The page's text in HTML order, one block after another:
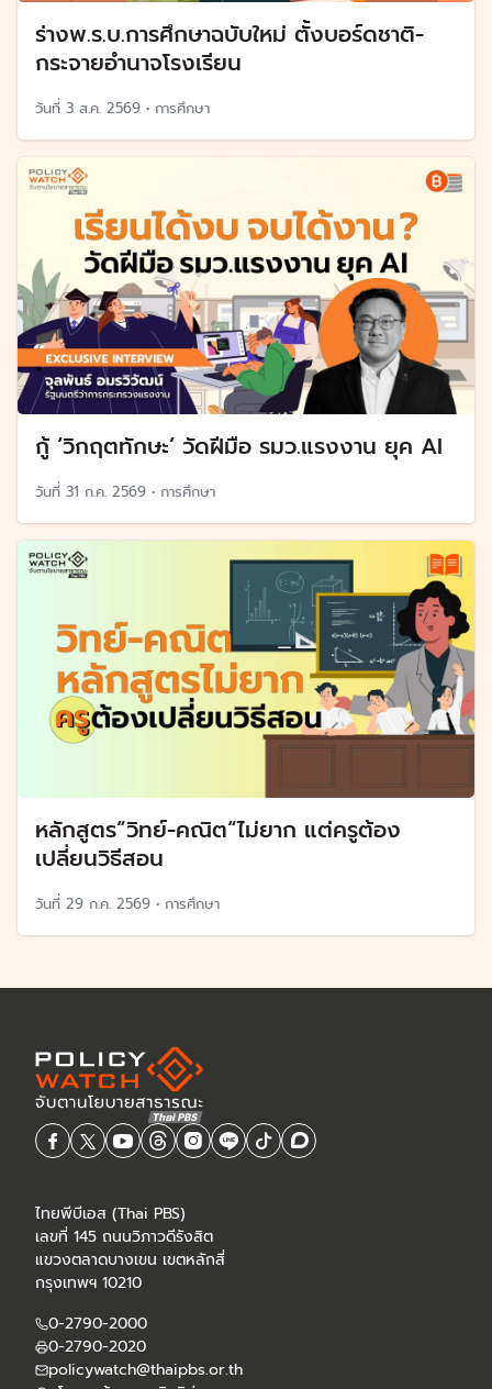
ร่างพ.ร.บ.การศึกษาฉบับใหม่ ตั้งบอร์ดชาติ-
กระจายอำนาจโรงเรียน
วันที่ 3 ส.ค. 2569 • การศึกษา
กู้ ‘วิกฤตทักษะ’ วัดฝีมือ รมว.แรงงาน ยุค AI
วันที่ 31 ก.ค. 2569 • การศึกษา
หลักสูตร“วิทย์-คณิต“ไม่ยาก แต่ครูต้อง
เปลี่ยนวิธีสอน
วันที่ 29 ก.ค. 2569 • การศึกษา
ไทยพีบีเอส (Thai PBS)
เลขที่ 145 ถนนวิภาวดีรังสิต
แขวงตลาดบางเขน เขตหลักสี่
กรุงเทพฯ 10210
0-2790-2000
0-2790-2020
policywatch@thaipbs.or.th